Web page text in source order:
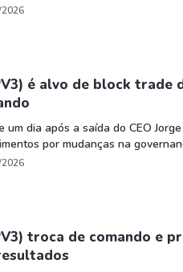
é alvo de block trade
um dia após a saída do CEO
por mudanças na
troca de comando e